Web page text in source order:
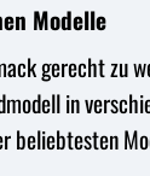
Modelle
gerecht zu
in
beliebtesten